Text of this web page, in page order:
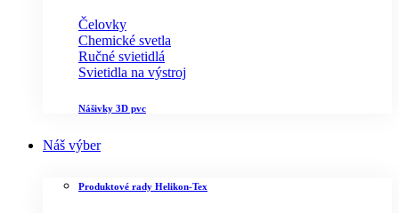
Čelovky
Chemické svetla
Ručné svietidlá
Svietidla na výstroj
Nášivky 3D pvc
Náš výber
Produktové rady Helikon-Tex